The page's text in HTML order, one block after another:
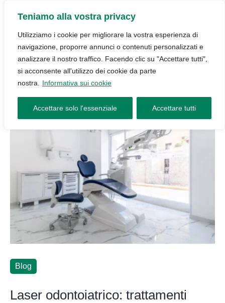
Teniamo alla vostra privacy
Utilizziamo i cookie per migliorare la vostra esperienza di
navigazione, proporre annunci o contenuti personalizzati e
analizzare il nostro traffico. Facendo clic su "Accettare tutti",
si acconsente all'utilizzo dei cookie da parte
nostra.
Informativa sui cookie
Accettare solo l'essenziale Accettare tutti
Blog
Laser odontoiatrico: trattamenti